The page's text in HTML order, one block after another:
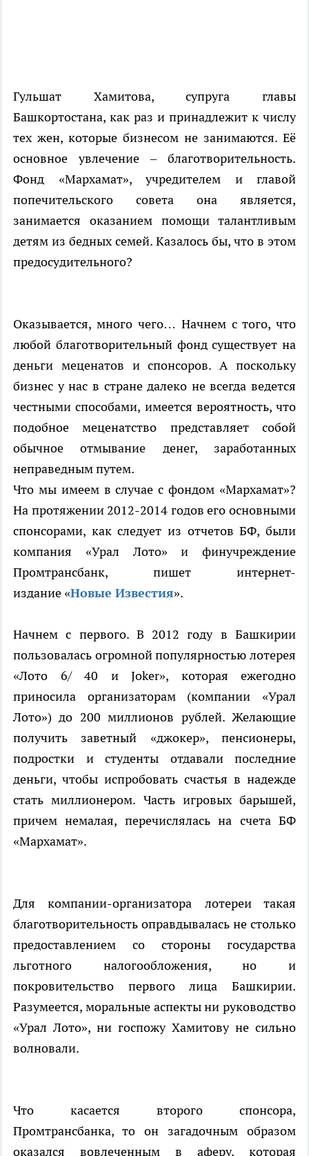
Гульшат Хамитова, супруга главы
Башкортостана, как раз и принадлежит к числу
тех жен, которые бизнесом не занимаются. Её
основное увлечение – благотворительность.
Фонд «Мархамат», учредителем и главой
попечительского совета она является,
занимается оказанием помощи талантливым
детям из бедных семей. Казалось бы, что в этом
предосудительного?
Оказывается, много чего… Начнем с того, что
любой благотворительный фонд существует на
деньги меценатов и спонсоров. А поскольку
бизнес у нас в стране далеко не всегда ведется
честными способами, имеется вероятность, что
подобное меценатство представляет собой
обычное отмывание денег, заработанных
неправедным путем.
Что мы имеем в случае с фондом «Мархамат»?
На протяжении 2012-2014 годов его основными
спонсорами, как следует из отчетов БФ, были
компания «Урал Лото» и финучреждение
Промтрансбанк, пишет интернет-
издание «Новые Известия».
Начнем с первого. В 2012 году в Башкирии
пользовалась огромной популярностью лотерея
«Лото 6/ 40 и Joker», которая ежегодно
приносила организаторам (компании «Урал
Лото») до 200 миллионов рублей. Желающие
получить заветный «джокер», пенсионеры,
подростки и студенты отдавали последние
деньги, чтобы испробовать счастья в надежде
стать миллионером. Часть игровых барышей,
причем немалая, перечислялась на счета БФ
«Мархамат».
Для компании-организатора лотереи такая
благотворительность оправдывалась не столько
предоставлением со стороны государства
льготного налогообложения, но и
покровительство первого лица Башкирии.
Разумеется, моральные аспекты ни руководство
«Урал Лото», ни госпожу Хамитову не сильно
волновали.
Что касается второго спонсора,
Промтрансбанка, то он загадочным образом
оказался вовлеченным в аферу, которая